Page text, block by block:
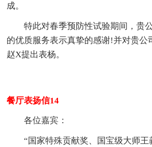
成。
特此对春季预防性试验期间，贵
的优质服务表示真挚的感谢!并对贵公
赵X提出表杨。
餐厅表扬信14
各位嘉宾：
“国家特殊贡献奖、国宝级大师王